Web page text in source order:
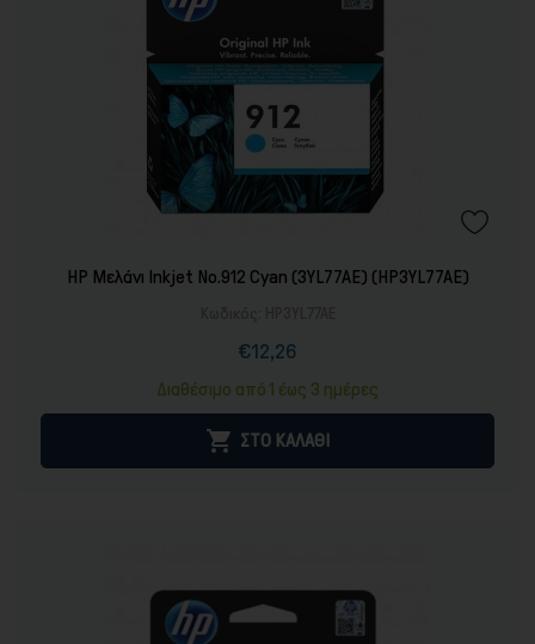
Αποθήκευση
HP Μελάνι Inkjet No.912 Cyan (3YL77AE) (HP3YL77AE)
Τιμή
€12,26Κανονική
Διαθέσιμο από 1 έως 3 ημέρες
 ΣΤΟ ΚΑΛΑΘΙ